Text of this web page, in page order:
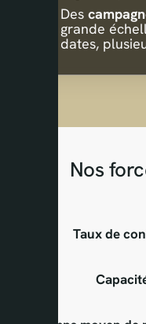
Des
grande
dates,
Nos
Taux de